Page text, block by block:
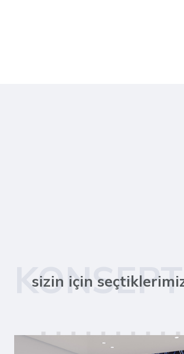
sizin için